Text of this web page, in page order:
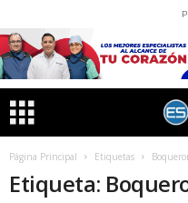
Página Principal Etiquetas
Etiqueta: